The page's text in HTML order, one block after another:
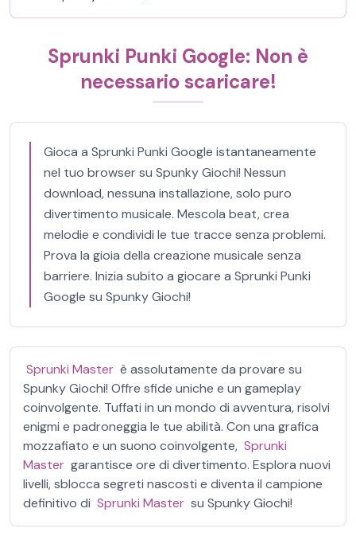
Sprunki Punki Google: Non è
necessario scaricare!
Gioca a Sprunki Punki Google istantaneamente
nel tuo browser su Spunky Giochi! Nessun
download, nessuna installazione, solo puro
divertimento musicale. Mescola beat, crea
melodie e condividi le tue tracce senza problemi.
Prova la gioia della creazione musicale senza
barriere. Inizia subito a giocare a Sprunki Punki
Google su Spunky Giochi!
Sprunki Master è assolutamente da provare su
Spunky Giochi! Offre sfide uniche e un gameplay
coinvolgente. Tuffati in un mondo di avventura, risolvi
enigmi e padroneggia le tue abilità. Con una grafica
mozzafiato e un suono coinvolgente, Sprunki
Master garantisce ore di divertimento. Esplora nuovi
livelli, sblocca segreti nascosti e diventa il campione
definitivo di Sprunki Master su Spunky Giochi!